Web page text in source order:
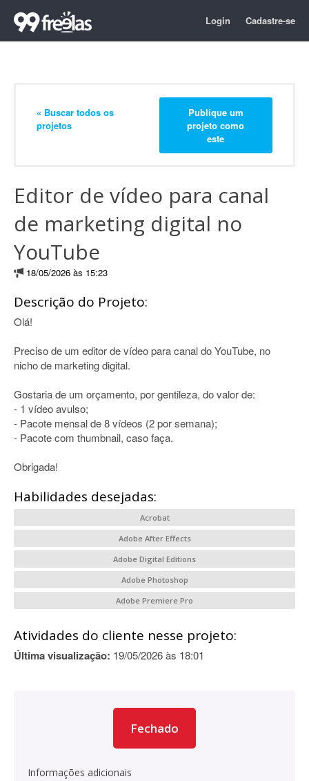
Login Cadastre-se
« Buscar todos os
projetos
Publique um
projeto como
este
Editor de vídeo para canal
de marketing digital no
YouTube
18/05/2026 às 15:23
Descrição do Projeto:
Olá!
Preciso de um editor de vídeo para canal do YouTube, no
nicho de marketing digital.
Gostaria de um orçamento, por gentileza, do valor de:
- 1 vídeo avulso;
- Pacote mensal de 8 vídeos (2 por semana);
- Pacote com thumbnail, caso faça.
Obrigada!
Habilidades desejadas:
Acrobat
Adobe After Effects
Adobe Digital Editions
Adobe Photoshop
Adobe Premiere Pro
Atividades do cliente nesse projeto:
Última visualização: 19/05/2026 às 18:01
Fechado
Informações adicionais